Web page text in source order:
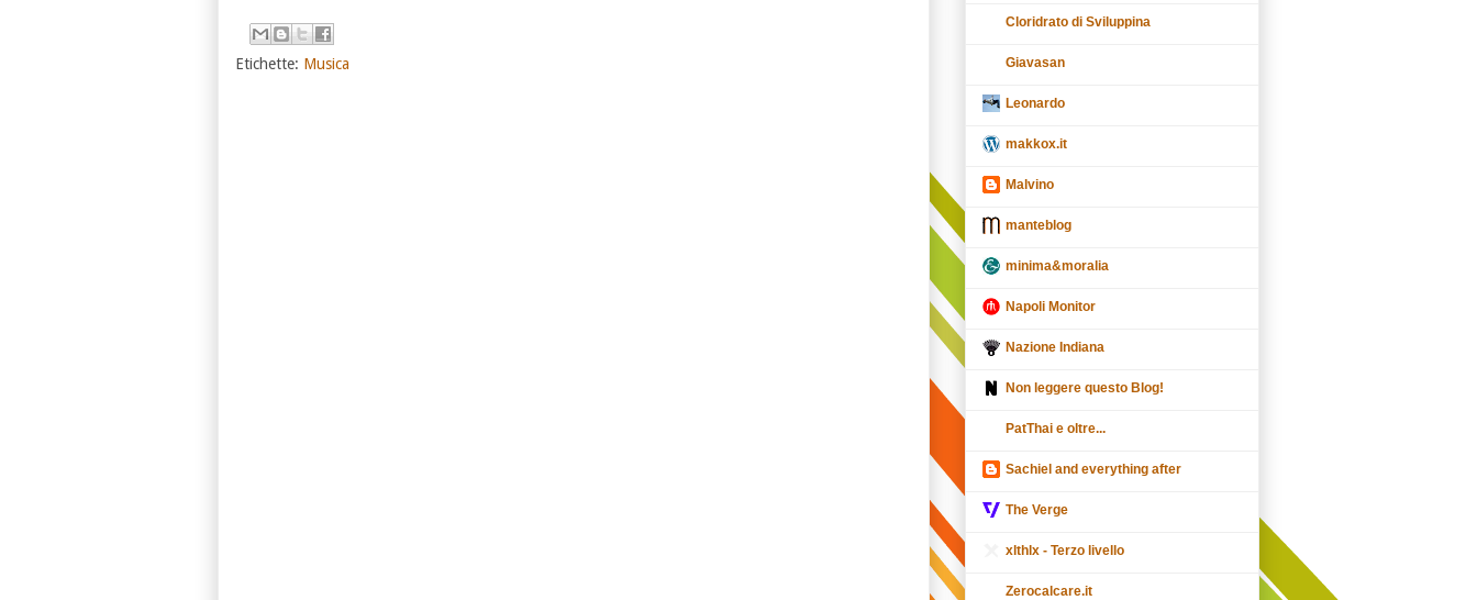
Etichette: Musica
Cloridrato di Sviluppina
Giavasan
Leonardo
makkox.it
Malvino
manteblog
minima&moralia
Napoli Monitor
Nazione Indiana
Non leggere questo Blog!
PatThai e oltre...
Sachiel and everything after
The Verge
xlthlx - Terzo livello
Zerocalcare.it